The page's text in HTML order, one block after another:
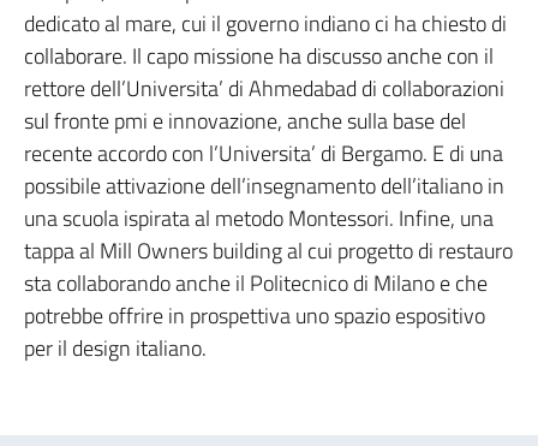
dedicato al mare, cui il governo indiano ci ha chiesto di
collaborare. Il capo missione ha discusso anche con il
rettore dell’Universita’ di Ahmedabad di collaborazioni
sul fronte pmi e innovazione, anche sulla base del
recente accordo con l’Universita’ di Bergamo. E di una
possibile attivazione dell’insegnamento dell’italiano in
una scuola ispirata al metodo Montessori. Infine, una
tappa al Mill Owners building al cui progetto di restauro
sta collaborando anche il Politecnico di Milano e che
potrebbe offrire in prospettiva uno spazio espositivo
per il design italiano.